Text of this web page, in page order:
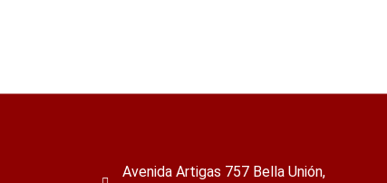
Avenida Artigas 757 Bella Unión,